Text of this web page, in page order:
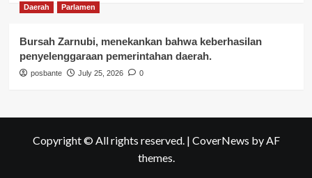
Daerah Parlamen
Bursah Zarnubi, menekankan bahwa keberhasilan
penyelenggaraan pemerintahan daerah.
posbante July 25, 2026 0
Copyright © All rights reserved. | CoverNews by AF
themes.